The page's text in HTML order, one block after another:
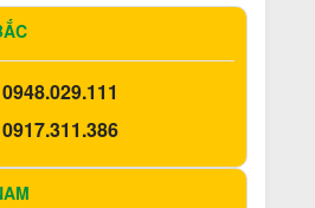
0948.029.111
0917.311.386